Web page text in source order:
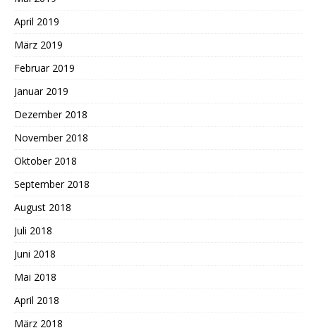
April 2019
März 2019
Februar 2019
Januar 2019
Dezember 2018
November 2018
Oktober 2018
September 2018
August 2018
Juli 2018
Juni 2018
Mai 2018
April 2018
März 2018